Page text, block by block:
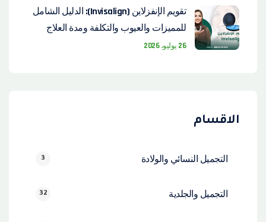
تقويم الإنفزلاين (Invisalign): الدليل الشامل
للمميزات والعيوب والتكلفة ومدة العلاج
26 يوليو، 2026
الاقسام
التجميل النسائي والولادة 3
التجميل والجلدية 32